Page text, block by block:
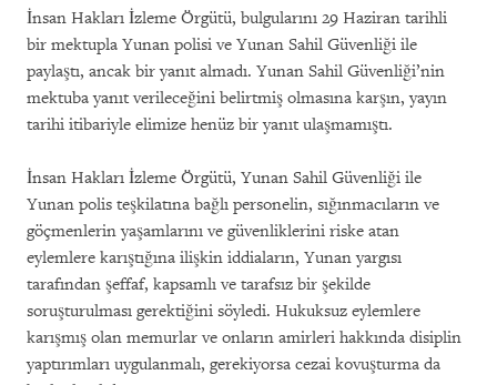
İnsan Hakları İzleme Örgütü, bulgularını 29 Haziran tarihli
bir mektupla Yunan polisi ve Yunan Sahil Güvenliği ile
paylaştı, ancak bir yanıt almadı. Yunan Sahil Güvenliği’nin
mektuba yanıt verileceğini belirtmiş olmasına karşın, yayın
tarihi itibariyle elimize henüz bir yanıt ulaşmamıştı.
İnsan Hakları İzleme Örgütü, Yunan Sahil Güvenliği ile
Yunan polis teşkilatına bağlı personelin, sığınmacıların ve
göçmenlerin yaşamlarını ve güvenliklerini riske atan
eylemlere karıştığına ilişkin iddiaların, Yunan yargısı
tarafından şeffaf, kapsamlı ve tarafsız bir şekilde
soruşturulması gerektiğini söyledi. Hukuksuz eylemlere
karışmış olan memurlar ve onların amirleri hakkında disiplin
yaptırımları uygulanmalı, gerekiyorsa cezai kovuşturma da